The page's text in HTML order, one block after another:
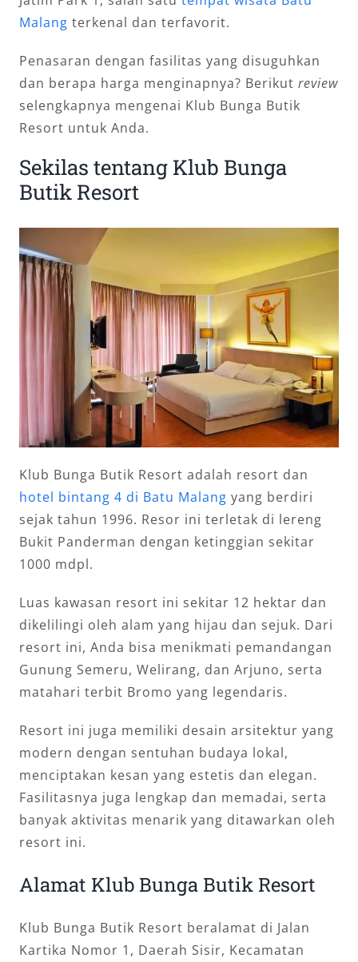
Malang terkenal dan terfavorit.
Penasaran dengan fasilitas yang disuguhkan
dan berapa harga menginapnya? Berikut review
selengkapnya mengenai Klub Bunga Butik
Resort untuk Anda.
Sekilas tentang Klub Bunga
Butik Resort
Klub Bunga Butik Resort adalah resort dan
hotel bintang 4 di Batu Malang yang berdiri
sejak tahun 1996. Resor ini terletak di lereng
Bukit Panderman dengan ketinggian sekitar
1000 mdpl.
Luas kawasan resort ini sekitar 12 hektar dan
dikelilingi oleh alam yang hijau dan sejuk. Dari
resort ini, Anda bisa menikmati pemandangan
Gunung Semeru, Welirang, dan Arjuno, serta
matahari terbit Bromo yang legendaris.
Resort ini juga memiliki desain arsitektur yang
modern dengan sentuhan budaya lokal,
menciptakan kesan yang estetis dan elegan.
Fasilitasnya juga lengkap dan memadai, serta
banyak aktivitas menarik yang ditawarkan oleh
resort ini.
Alamat Klub Bunga Butik Resort
Klub Bunga Butik Resort beralamat di Jalan
Kartika Nomor 1, Daerah Sisir, Kecamatan